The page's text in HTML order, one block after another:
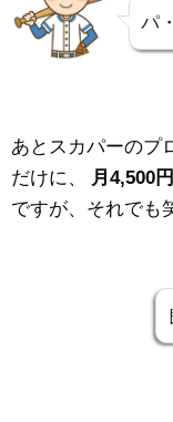
パ
あとスカパーのプ
だけに、
月4,500円
ですが、それでも